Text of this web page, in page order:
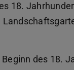
18.
des 18.